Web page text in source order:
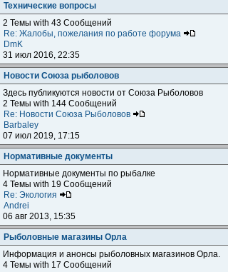
Технические вопросы
2 Темы with 43 Сообщений
Re: Жалобы, пожелания по работе форума
DmK
31 июл 2016, 22:35
Новости Союза рыболовов
Здесь публикуются новости от Союза Рыболовов
2 Темы with 144 Сообщений
Re: Новости Союза Рыболовов
Barbaley
07 июл 2019, 17:15
Нормативные документы
Нормативные документы по рыбалке
4 Темы with 19 Сообщений
Re: Экология
Andrei
06 авг 2013, 15:35
Рыболовные магазины Орла
Информация и анонсы рыболовных магазинов Орла.
4 Темы with 17 Сообщений